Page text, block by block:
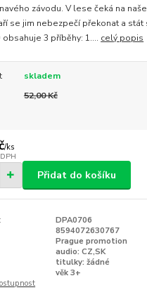
závodu. V lese čeká na
se jim nebezpečí překonat a stát
obsahuje 3 příběhy: 1.... celý popis
skladem
52,00 Kč
/ks
Přidat do košíku
DPA0706
8594072630767
Prague promotion
audio: CZ,SK
titulky: žádné
věk 3+